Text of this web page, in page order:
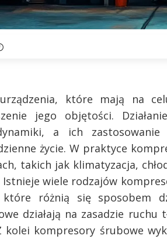
które mają na
jego objętości.
a ich
życie. W praktyce
takich jak klimatyzacja,
Istnieje wiele rodzajów
różnią się sposobem
działają na zasadzie ruchu
kolei kompresory śrubowe